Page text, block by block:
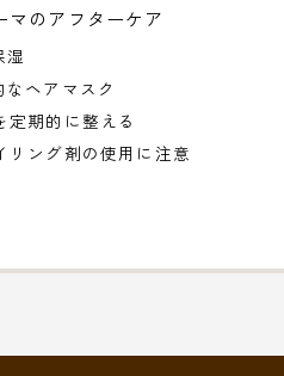
マのアフターケア
湿
なヘアマスク
定期的に整える
リング剤の使用に注意